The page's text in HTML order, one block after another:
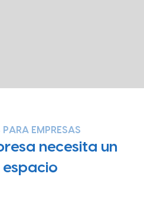
EMPRESAS
necesita un